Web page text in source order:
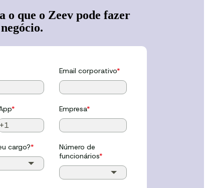
o que o Zeev pode fazer
Email corporativo*
* Empresa*
cargo?*
Número de
funcionários*